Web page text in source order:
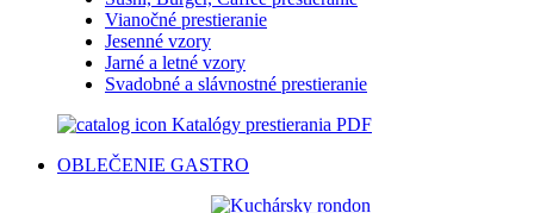
Vianočné prestieranie
Jesenné vzory
Jarné a letné vzory
Svadobné a slávnostné prestieranie
Katalógy prestierania PDF
OBLEČENIE GASTRO